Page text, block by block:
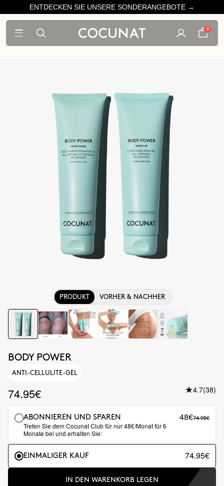
ENTDECKEN SIE UNSERE SONDERANGEBOTE →
0
PRODUKT VORHER & NACHHER
BODY POWER
ANTI-CELLULITE-GEL
74.95€ 4.7(38)
ABONNIEREN UND SPAREN
Treten Sie dem Cocunat Club für nur 48€/Monat für 6
Monate bei und erhalten Sie:
48€74.95€
EINMALIGER KAUF 74.95€
IN DEN WARENKORB LEGEN